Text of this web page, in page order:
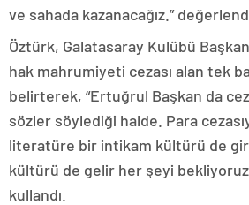
ve sahada kazanacağız.”
Öztürk, Galatasaray Kulübü
hak mahrumiyeti cezası alan tek
belirterek, “Ertuğrul Başkan da
sözler söylediği halde. Para
literatüre bir intikam kültürü de
kültürü de gelir her şeyi
kullandı.